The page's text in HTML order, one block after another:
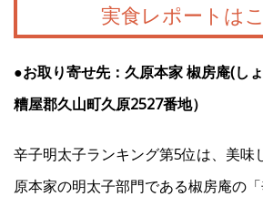
実食レポートは
●お取り寄せ先：久原本家 椒房庵(し
糟屋郡久山町久原2527番地）
辛子明太子ランキング第5位は、美味
原本家の明太子部門である椒房庵の